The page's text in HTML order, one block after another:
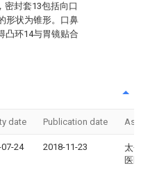
密封套13包括向口
形状为锥形。口鼻
凸环14与胃镜贴合
date Publication date
24 2018-11-23
太仓
医医